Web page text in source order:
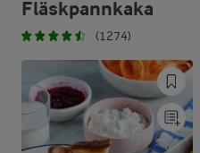
Fläskpannkaka
(1274)